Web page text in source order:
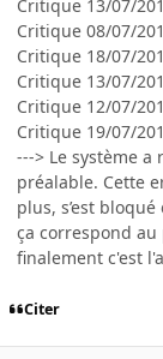
Critique 13/07/
Critique 08/07/
Critique 18/07/
Critique 13/07/
Critique 12/07/
Critique 19/07/
---> Le système a
préalable. Cette
plus, s’est
ça correspond
finalement c'est
Citer